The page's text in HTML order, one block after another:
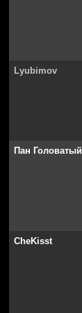
Lyubimov
Пан Головатый
CheKisst